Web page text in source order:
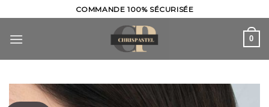
to
content
COMMANDE 100% SÉCURISÉE
0